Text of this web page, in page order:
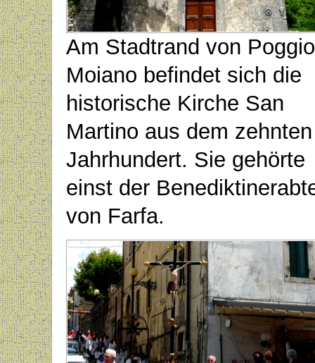
Am Stadtrand von Poggio
Moiano befindet sich die
historische Kirche San
Martino aus dem zehnten
Jahrhundert. Sie gehörte
einst der
von Farfa.